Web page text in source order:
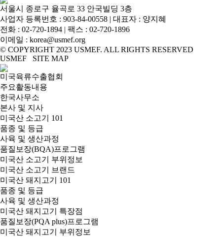
서울시 종로구 율곡로 33 안국빌딩 3층
사업자 등록번호 : 903-84-00558 | 대표자 : 양지혜
전화 : 02-720-1894 | 팩스 : 02-720-1896
이메일 : korea@usmef.org
© COPYRIGHT 2023 USMEF. ALL RIGHTS RESERVED
USMEF SITE MAP
미국육류수출협회
주요활동내용
한국사무소
본사 및 지사
미국산 소고기 101
품종 및 등급
사육 및 생산과정
품질보장(BQA)프로그램
미국산 소고기 부위정보
미국산 소고기 브랜드
미국산 돼지고기 101
품종 및 등급
사육 및 생산과정
미국산 돼지고기 특장점
품질보장(PQA plus)프로그램
미국산 돼지고기 부위정보